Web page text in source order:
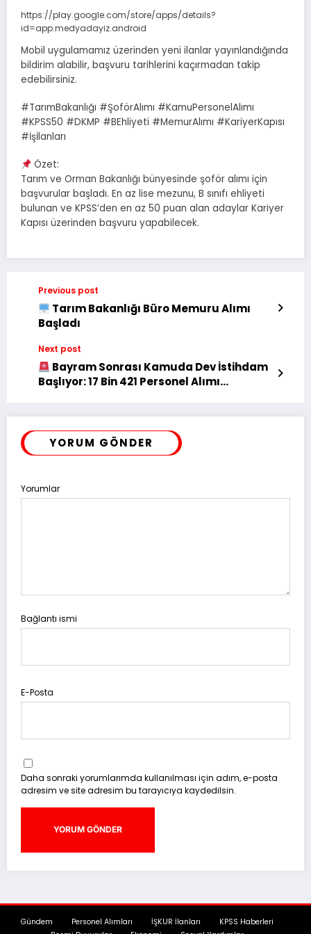
https://play.google.com/store/apps/details?
id=app.medyadayiz.android
Mobil uygulamamız üzerinden yeni ilanlar yayınlandığında
bildirim alabilir, başvuru tarihlerini kaçırmadan takip
edebilirsiniz.
#TarımBakanlığı #ŞoförAlımı #KamuPersonelAlımı
#KPSS50 #DKMP #BEhliyeti #MemurAlımı #KariyerKapısı
#İşİlanları
Özet:
Tarım ve Orman Bakanlığı bünyesinde şoför alımı için
başvurular başladı. En az lise mezunu, B sınıfı ehliyeti
bulunan ve KPSS’den en az 50 puan alan adaylar Kariyer
Kapısı üzerinden başvuru yapabilecek.
Previous post
Tarım Bakanlığı Büro Memuru Alımı
Başladı
Next post
Bayram Sonrası Kamuda Dev İstihdam
Başlıyor: 17 Bin 421 Personel Alımı
YORUM GÖNDER
Yorumlar
Bağlantı ismi
E-Posta
Daha sonraki yorumlarımda kullanılması için adım, e-posta
adresim ve site adresim bu tarayıcıya kaydedilsin.
Gündem Personel Alımları İŞKUR İlanları
KPSS Haberleri